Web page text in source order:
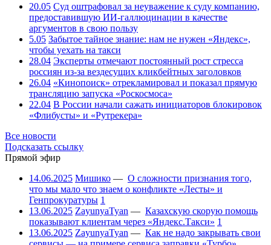
20.05 Суд оштрафовал за неуважение к суду компанию,
предоставившую ИИ-галлюцинации в качестве
аргументов в свою пользу
5.05 Забытое тайное знание: нам не нужен «Яндекс»,
чтобы уехать на такси
28.04 Эксперты отмечают постоянный рост стресса
россиян из-за вездесущих кликбейтных заголовков
26.04 «Кинопоиск» отрекламировал и показал прямую
трансляцию запуска «Роскосмоса»
22.04 В России начали сажать инициаторов блокировок
«Флибусты» и «Рутрекера»
Все новости
Подсказать ссылку
Прямой эфир
14.06.2025 Мишико — О сложности признания того,
что мы мало что знаем о конфликте «Лесты» и
Генпрокуратуры 1
13.06.2025 ZayunyaTyan — Казахскую скорую помощь
показывают клиентам через «Яндекс.Такси» 1
13.06.2025 ZayunyaTyan — Как не надо закрывать свои